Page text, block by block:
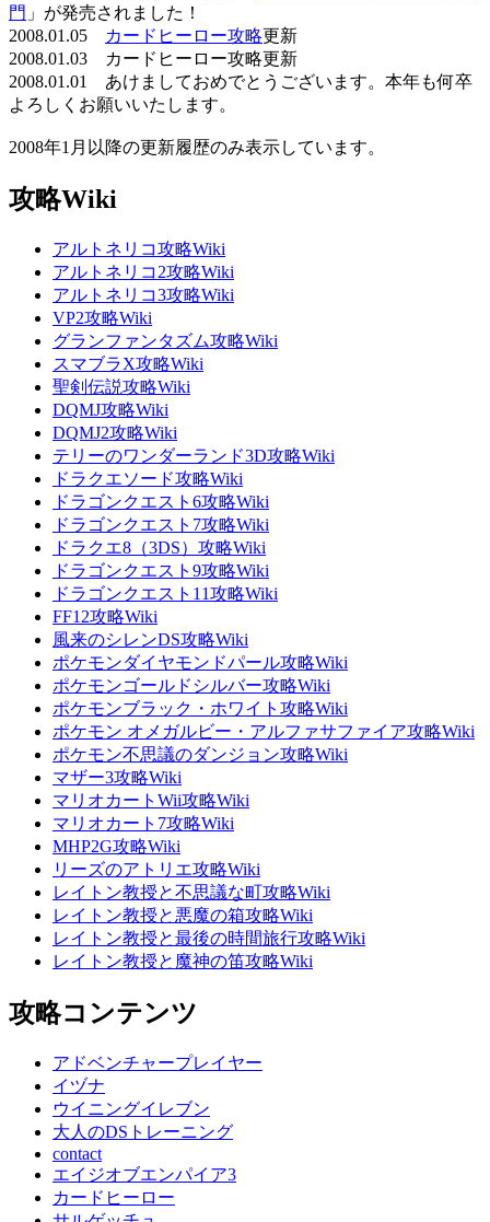
門 」が発売されました！
2008.01.05
カードヒーロー攻略更新
2008.01.03 カードヒーロー攻略更新
2008.01.01 あけましておめでとうございます。本年も何卒
よろしくお願いいたします。
2008年1月以降の更新履歴のみ表示しています。
攻略Wiki
アルトネリコ攻略Wiki
アルトネリコ2攻略Wiki
アルトネリコ3攻略Wiki
VP2攻略Wiki
グランファンタズム攻略Wiki
スマブラX攻略Wiki
聖剣伝説攻略Wiki
DQMJ攻略Wiki
DQMJ2攻略Wiki
テリーのワンダーランド3D攻略Wiki
ドラクエソード攻略Wiki
ドラゴンクエスト6攻略Wiki
ドラゴンクエスト7攻略Wiki
ドラクエ8（3DS）攻略Wiki
ドラゴンクエスト9攻略Wiki
ドラゴンクエスト11攻略Wiki
FF12攻略Wiki
風来のシレンDS攻略Wiki
ポケモンダイヤモンドパール攻略Wiki
ポケモンゴールドシルバー攻略Wiki
ポケモンブラック・ホワイト攻略Wiki
ポケモン オメガルビー・アルファサファイア攻略Wiki
ポケモン不思議のダンジョン攻略Wiki
マザー3攻略Wiki
マリオカートWii攻略Wiki
マリオカート7攻略Wiki
MHP2G攻略Wiki
リーズのアトリエ攻略Wiki
レイトン教授と不思議な町攻略Wiki
レイトン教授と悪魔の箱攻略Wiki
レイトン教授と最後の時間旅行攻略Wiki
レイトン教授と魔神の笛攻略Wiki
攻略コンテンツ
アドベンチャープレイヤー
イヅナ
ウイニングイレブン
大人のDSトレーニング
contact
エイジオブエンパイア3
カードヒーロー